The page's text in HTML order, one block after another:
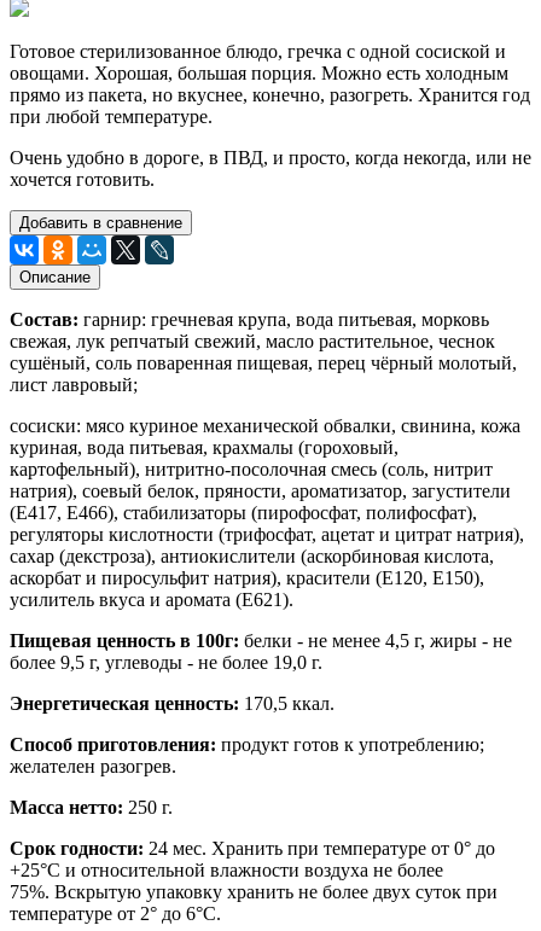
Готовое стерилизованное блюдо, гречка с одной сосиской и
овощами. Хорошая, большая порция. Можно есть холодным
прямо из пакета, но вкуснее, конечно, разогреть. Хранится год
при любой температуре.
Очень удобно в дороге, в ПВД, и просто, когда некогда, или не
хочется готовить.
Добавить в сравнение
Описание
Состав: гарнир: гречневая крупа, вода питьевая, морковь
свежая, лук репчатый свежий, масло растительное, чеснок
сушёный, соль поваренная пищевая, перец чёрный молотый,
лист лавровый;
сосиски: мясо куриное механической обвалки, свинина, кожа
куриная, вода питьевая, крахмалы (гороховый,
картофельный), нитритно-посолочная смесь (соль, нитрит
натрия), соевый белок, пряности, ароматизатор, загустители
(Е417, Е466), стабилизаторы (пирофосфат, полифосфат),
регуляторы кислотности (трифосфат, ацетат и цитрат натрия),
сахар (декстроза), антиокислители (аскорбиновая кислота,
аскорбат и пиросульфит натрия), красители (Е120, Е150),
усилитель вкуса и аромата (Е621).
Пищевая ценность в 100г: белки - не менее 4,5 г, жиры - не
более 9,5 г, углеводы - не более 19,0 г.
Энергетическая ценность: 170,5 ккал.
Способ приготовления: продукт готов к употреблению;
желателен разогрев.
Масса нетто: 250 г.
Срок годности: 24 мес. Хранить при температуре от 0° до
+25°C и относительной влажности воздуха не более
75%. Вскрытую упаковку хранить не более двух суток при
температуре от 2° до 6°C.